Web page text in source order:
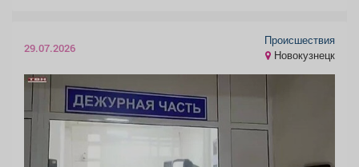
29.07.2026
Происшествия
Новокузнецк